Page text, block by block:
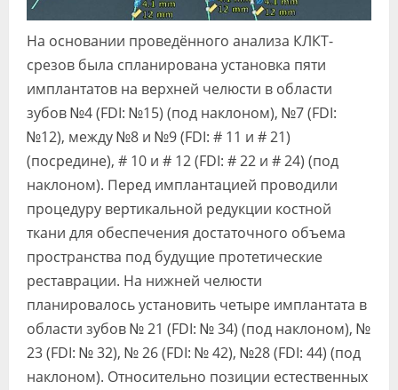
На основании проведённого анализа КЛКТ-
срезов была спланирована установка пяти
имплантатов на верхней челюсти в области
зубов №4 (FDI: №15) (под наклоном), №7 (FDI:
№12), между №8 и №9 (FDI: # 11 и # 21)
(посредине), # 10 и # 12 (FDI: # 22 и # 24) (под
наклоном). Перед имплантацией проводили
процедуру вертикальной редукции костной
ткани для обеспечения достаточного объема
пространства под будущие протетические
реставрации. На нижней челюсти
планировалось установить четыре имплантата в
области зубов № 21 (FDI: № 34) (под наклоном), №
23 (FDI: № 32), № 26 (FDI: № 42), №28 (FDI: 44) (под
наклоном). Относительно позиции естественных